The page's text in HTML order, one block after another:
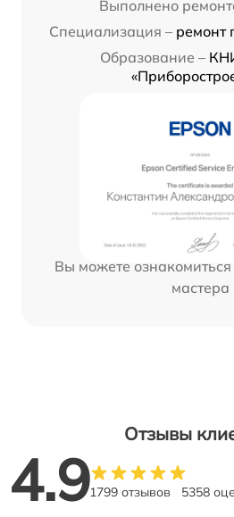
Выполнено
Специализация – ремонт
Образование –
Вы можете
мастера
Отзывы
4.91799 отзывов 5358